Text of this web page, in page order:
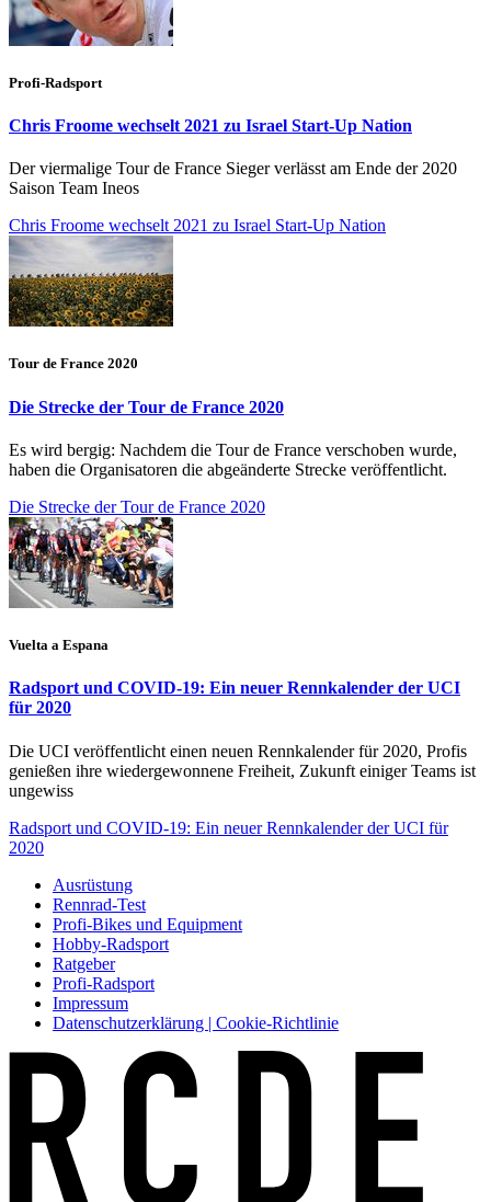
Profi-Radsport
Chris Froome wechselt 2021 zu Israel Start-Up Nation
Der viermalige Tour de France Sieger verlässt am Ende der 2020
Saison Team Ineos
Chris Froome wechselt 2021 zu Israel Start-Up Nation
Tour de France 2020
Die Strecke der Tour de France 2020
Es wird bergig: Nachdem die Tour de France verschoben wurde,
haben die Organisatoren die abgeänderte Strecke veröffentlicht.
Die Strecke der Tour de France 2020
Vuelta a Espana
Radsport und COVID-19: Ein neuer Rennkalender der UCI
für 2020
Die UCI veröffentlicht einen neuen Rennkalender für 2020, Profis
genießen ihre wiedergewonnene Freiheit, Zukunft einiger Teams ist
ungewiss
Radsport und COVID-19: Ein neuer Rennkalender der UCI für
2020
Ausrüstung
Rennrad-Test
Profi-Bikes und Equipment
Hobby-Radsport
Ratgeber
Profi-Radsport
Impressum
Datenschutzerklärung | Cookie-Richtlinie